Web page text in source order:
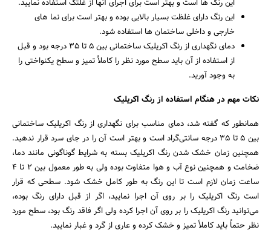
این رنگ‌ ها است و بهتر است برای اجرای آنها از غلتک استفاده نمایید.
این رنگ دارای غلظت بسیار بالایی بوده و بهتر است برای نما های
خارجی و داخلی ساختمان‌ ها استفاده شود.
دمای نگهداری از رنگ اکریلیک ساختمانی بین ۵ تا ۳۵ درجه بود و قبل‌
از استفاده از آن باید سطح مورد نظر را کاملاً تمیز و سطح یکنواختی را
به وجود آورید.
نکات مهم در هنگام استفاده از رنگ اکریلیک
همانطور که گفته شد، دمای مناسب برای نگهداری از رنگ اکریلیک ساختمانی
بین ۵ تا ۳۵ درجه سانتی‌گراد است و بهتر است آن را در جای سرد قرار ندهید.
همچنین زمان خشک شدن رنگ اکریلیک بسته به شرایط گوناگونی مانند دما،
ضخامت و همچنین نوع آب‌ و هوا متفاوت بوده ولی به‌ طور معمول بین ۲ تا ۴
ساعت زمان لازم است تا این رنگ به‌ طور کامل خشک شود. سطحی که قرار
است رنگ اکریلیک را بر روی آن اجرا نمایید، اگر از قبل دارای رنگ بوده،
می‌توانید رنگ اکریلیک را بر روی آن اجرا کرده ولی اگر فاقد رنگ بود، سطح مورد
نظر حتماً باید کاملاً تمیز و خشک کرده و عاری از گرد و غبار نمایید.